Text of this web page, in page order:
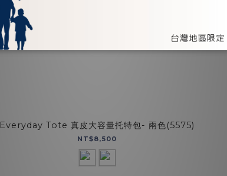
Everyday Tote 真皮大容量托特包- 兩色(5575)
NT$8,500